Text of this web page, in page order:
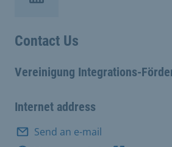
Contact Us
Vereinigung Integrations-
Internet address
Send an e-mail